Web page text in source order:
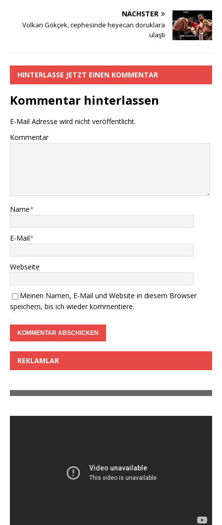
o p e n
k
NÄCHSTER
Volkan Gökçek, cephesinde heyecan doruklara
ulaştı
HINTERLASSE JETZT EINEN KOMMENTAR
Kommentar hinterlassen
E-Mail Adresse wird nicht veröffentlicht.
Kommentar
Name*
E-Mail*
Webseite
Meinen Namen, E-Mail und Website in diesem Browser
speichern, bis ich wieder kommentiere.
REKLAMLAR